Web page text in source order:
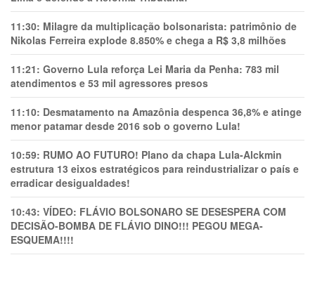
11:30: Milagre da multiplicação bolsonarista: patrimônio de
Nikolas Ferreira explode 8.850% e chega a R$ 3,8 milhões
11:21: Governo Lula reforça Lei Maria da Penha: 783 mil
atendimentos e 53 mil agressores presos
11:10: Desmatamento na Amazônia despenca 36,8% e atinge
menor patamar desde 2016 sob o governo Lula!
10:59: RUMO AO FUTURO! Plano da chapa Lula-Alckmin
estrutura 13 eixos estratégicos para reindustrializar o país e
erradicar desigualdades!
10:43: VÍDEO: FLÁVIO BOLSONARO SE DESESPERA COM
DECISÃO-BOMBA DE FLÁVIO DINO!!! PEGOU MEGA-
ESQUEMA!!!!